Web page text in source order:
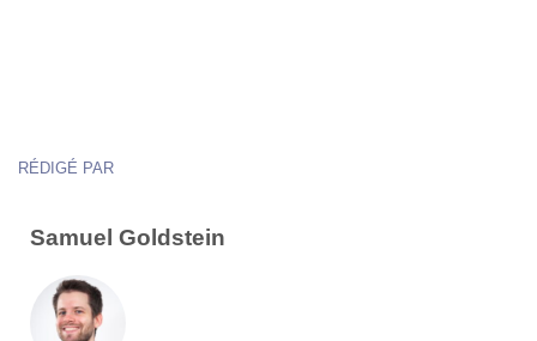
RÉDIGÉ PAR
Samuel Goldstein